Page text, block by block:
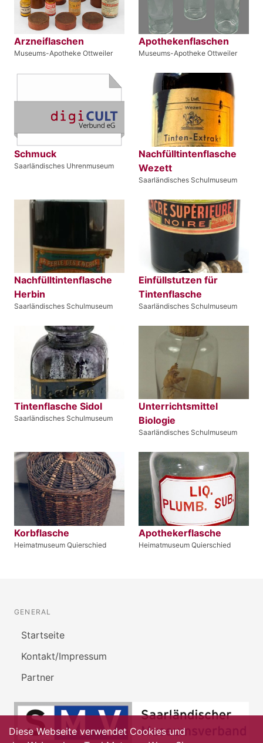
Arzneiflaschen
Museums-Apotheke Ottweiler
Apothekenflaschen
Museums-Apotheke Ottweiler
Schmuck
Saarländisches Uhrenmuseum
Nachfülltintenflasche
Wezett
Saarländisches Schulmuseum
Nachfülltintenflasche
Herbin
Saarländisches Schulmuseum
Einfüllstutzen für
Tintenflasche
Saarländisches Schulmuseum
Tintenflasche Sidol
Saarländisches Schulmuseum
Unterrichtsmittel
Biologie
Saarländisches Schulmuseum
Korbflasche
Heimatmuseum Quierschied
Apothekerflasche
Heimatmuseum Quierschied
GENERAL
Startseite
Kontakt/Impressum
Partner
Diese Webseite verwendet Cookies und